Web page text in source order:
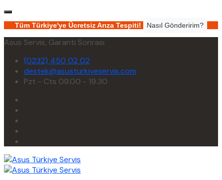
Tüm Türkiye'ye Ücretsiz Arıza Tespiti! Nasıl Gönderirim?
Asus Servis, Garanti Sonrası
(0232) 450 02 02
destek@asusturkiyeservis.com
Pzt - Cts 09.00 - 19.30